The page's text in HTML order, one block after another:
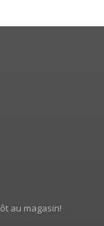
au magasin!